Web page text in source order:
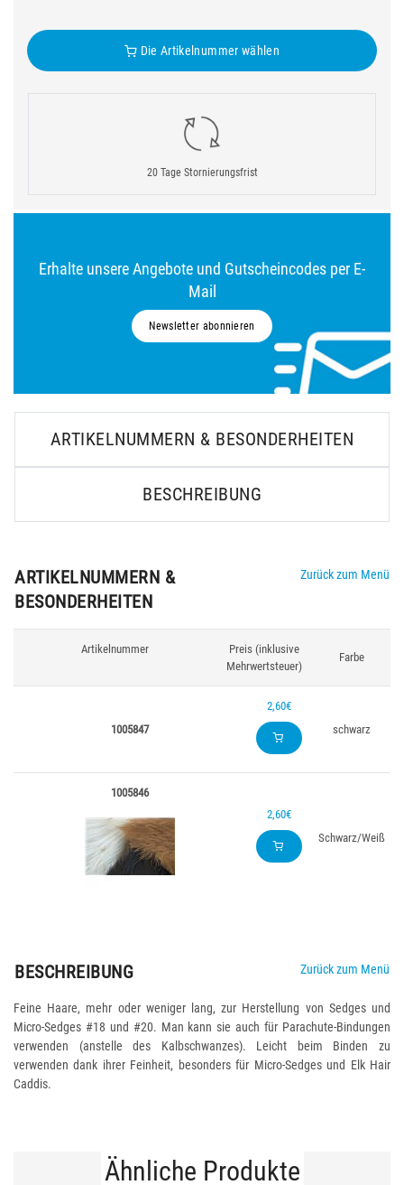
Die Artikelnummer wählen
20 Tage Stornierungsfrist
Erhalte unsere Angebote und Gutscheincodes per E-
Mail
Newsletter abonnieren
ARTIKELNUMMERN & BESONDERHEITEN
BESCHREIBUNG
ARTIKELNUMMERN &
BESONDERHEITEN
Zurück zum Menü
Artikelnummer
Preis (inklusive
Mehrwertsteuer)
Farbe
1005847
2,60€
schwarz
1005846
2,60€
Schwarz/Weiß
BESCHREIBUNG Zurück zum Menü
Feine Haare, mehr oder weniger lang, zur Herstellung von Sedges und
Micro-Sedges #18 und #20. Man kann sie auch für Parachute-Bindungen
verwenden (anstelle des Kalbschwanzes). Leicht beim Binden zu
verwenden dank ihrer Feinheit, besonders für Micro-Sedges und Elk Hair
Caddis.
Ähnliche Produkte